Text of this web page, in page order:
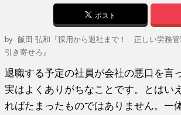
ポスト
by飯田 弘和『採用から退社まで！ 正しい労務管
引き寄せろ』
退職する予定の社員が会社の悪口を言
実はよくありがちなことです。とはい
ればたまったものではありません。一